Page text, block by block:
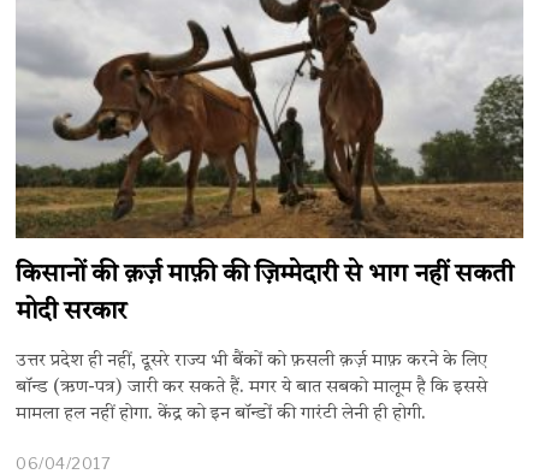
किसानों की क़र्ज़ माफ़ी की ज़िम्मेदारी से भाग नहीं सकती
मोदी सरकार
उत्तर प्रदेश ही नहीं, दूसरे राज्य भी बैंकों को फ़सली क़र्ज़ माफ़ करने के लिए
बॉन्ड (ऋण-पत्र) जारी कर सकते हैं. मगर ये बात सबको मालूम है कि इससे
मामला हल नहीं होगा. केंद्र को इन बॉन्डों की गारंटी लेनी ही होगी.
06/04/2017